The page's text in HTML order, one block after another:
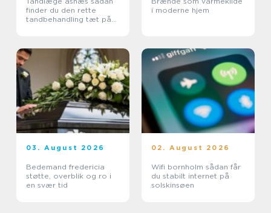
finder du den rette
tandbehandling tæt på
i moderne hjem
03. August 2026
Bedemand fredericia
støtte, overblik og ro i
en svær tid
02. August 2026
Wifi bornholm sådan får
du stabilt internet på
solskinsøen